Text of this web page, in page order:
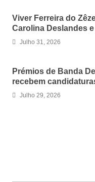
Viver Ferreira do
Carolina Deslandes
Julho 31, 2026
Prémios de Banda
recebem
Julho 29, 2026